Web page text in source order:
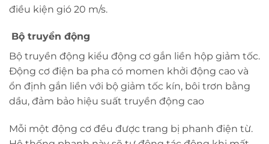
điều kiện gió 20 m/s.
Bộ truyền động
Bộ truyền động kiểu động cơ gắn liền hộp giảm tốc.
Động cơ điện ba pha có momen khởi động cao và
ổn định gắn liền với bộ giảm tốc kín, bôi trơn bằng
dầu, đảm bảo hiệu suất truyền động cao
Mỗi một động cơ đều được trang bị phanh điện từ.